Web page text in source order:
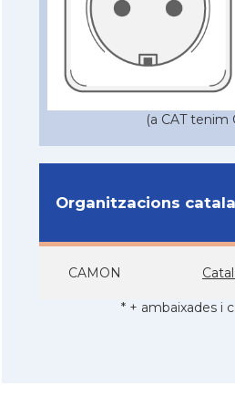
(a CAT tenim
Organitzacions
CAMON
* + ambaixades i